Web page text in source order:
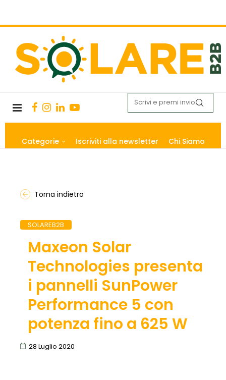
Categorie Iscriviti alla newsletter Chi Siamo
Torna indietro
SOLAREB2B
Maxeon Solar
Technologies presenta
i pannelli SunPower
Performance 5 con
potenza fino a 625 W
28 Luglio 2020